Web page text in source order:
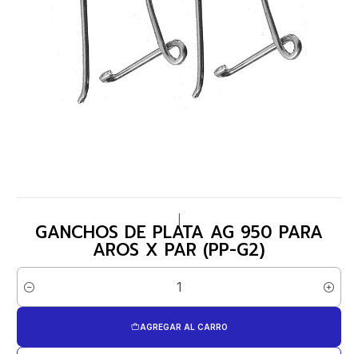
GANCHOS DE PLATA AG 950 PARA
AROS X PAR (PP-G2)
Cantidad
AGREGAR AL CARRO